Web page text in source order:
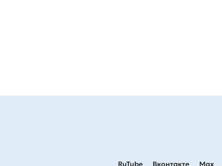
RuTube Вконтакте Max